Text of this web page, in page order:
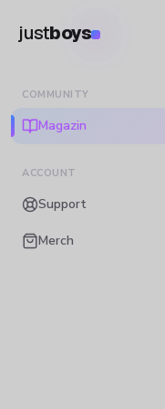
justboys
COMMUNITY
Magazin
ACCOUNT
Support
Merch